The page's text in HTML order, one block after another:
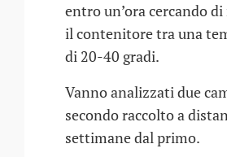
entro un’ora cercando
il contenitore tra una
di 20-40 gradi.
Vanno analizzati due
secondo raccolto a
settimane dal primo.